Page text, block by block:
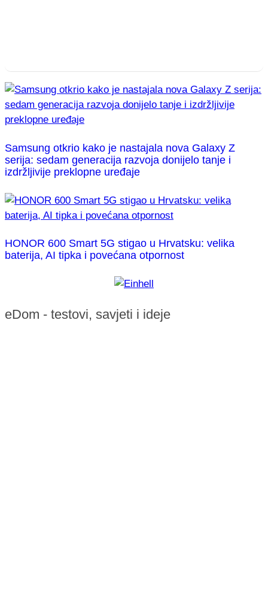
Samsung otkrio kako je nastajala nova Galaxy Z
serija: sedam generacija razvoja donijelo tanje i
izdržljivije preklopne uređaje
HONOR 600 Smart 5G stigao u Hrvatsku: velika
baterija, AI tipka i povećana otpornost
eDom - testovi, savjeti i ideje